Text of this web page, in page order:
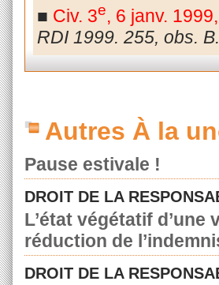
■ Civ. 3e, 6 janv.
RDI 1999. 255, obs.
Autres À la
Pause estivale !
DROIT DE LA
L’état végétatif
réduction de
DROIT DE LA